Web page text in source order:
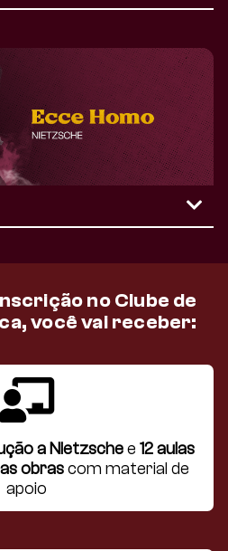
no Clube de
você vai receber:
a Nietzschee 12 aulas
obrascom material de
apoio